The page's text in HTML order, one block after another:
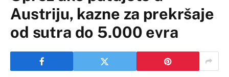
Austriju, kazne za prekršaje
od sutra do 5.000 evra